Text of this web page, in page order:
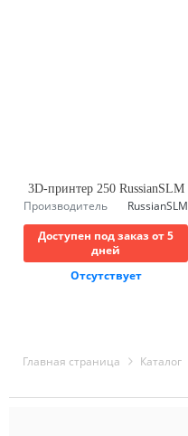
3D-принтер 250 RussianSLM
Производитель
RussianSLM
Доступен под заказ от 5
дней
Отсутствует
Главная страница Каталог